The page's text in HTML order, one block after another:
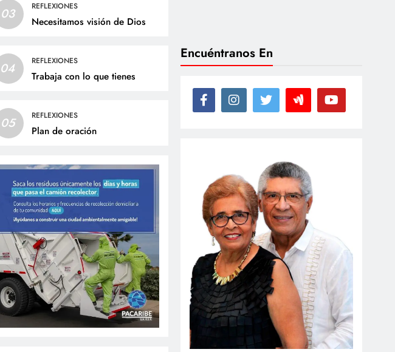
03 REFLEXIONES
Necesitamos visión de Dios
04 REFLEXIONES
Trabaja con lo que tienes
05 REFLEXIONES
Plan de oración
Encuéntranos En